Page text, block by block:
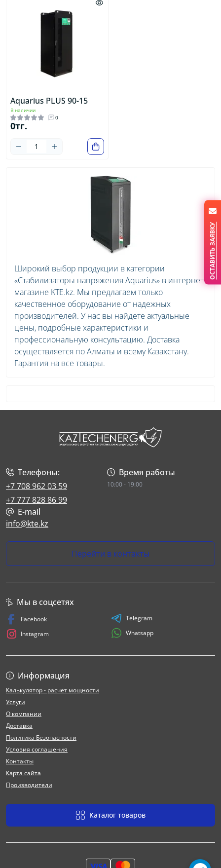
Aquarius PLUS 90-15
В наличии
0
0тг.
Широкий выбор продукции в категории
«Стабилизаторы напряжения Aquarius» в интернет-
магазине KTE.kz. Мы предлагаем только
качественное оборудование от надежных
производителей. У нас вы найдете актуальные
цены, подробные характеристики и
профессиональную консультацию. Доставка
осуществляется по Алматы и всему Казахстану.
Гарантия на все товары.
ОСТАВИТЬ ЗАЯВКУ
Телефоны:
+7 708 962 03 59
+7 777 828 86 99
Время работы
10:00 - 19:00
E-mail
info@kte.kz
Перейти в контакты
Информация
Калькулятор - расчет мощности
Услуги
О компании
Доставка
Политика Безопасности
Условия соглашения
Контакты
Карта сайта
Производители
Каталог товаров
Мы в соцсетях
Facebook
Instagram
Telegram
Whatsapp